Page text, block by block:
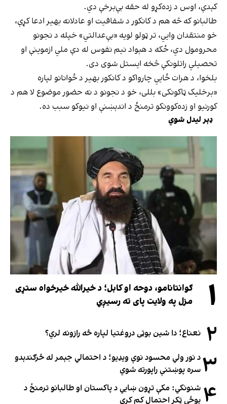
کېدې، اوس د زده‌کړو له حقه بې‌برخې دي.
طالبانو که څه هم د کانکور د شفافیت او عادلانه بهیر ادعا کړې،
خو منتقدان وایي، تر ټولو لویه «بې‌عدالتي» خپله د نجونو
محرومول دي، ځکه د هېواد نیم نفوس له دې ملي ازموینې او
تحصیلي راتلونکې څخه ایستل شوی دی.
بلخوا، د هرات ځايي چارواکو د کانکور بهیر د ځوانانو لپاره
«برخلیک ټاکونکی» بللی، خو د نجونو د نه حضور موضوع لا هم د
کورنیو او زده‌کوونکو ترمنځ د اندېښنې او نیوکو سبب ده.
ډېر لیدل شوي
۱
ګوانتانامو، دوحه او کابل؛ د خیرالله خیرخواه ستړی
مزل په ولایت پای ته رسیږي
۲ نعناع؛ دا شین بوټی دروغتیا لپاره څه رازونه لري؟
۳د نور ولي محسود نوې ویډیو؛ د احتمالي جېمر له څرګندېدو
سره پوښتنې راپورته شوي
۴ شنونکي: مکې تړون ښايي د پاکستان او طالبانو ترمنځ د
پوځي ټکر احتمال کم کړي